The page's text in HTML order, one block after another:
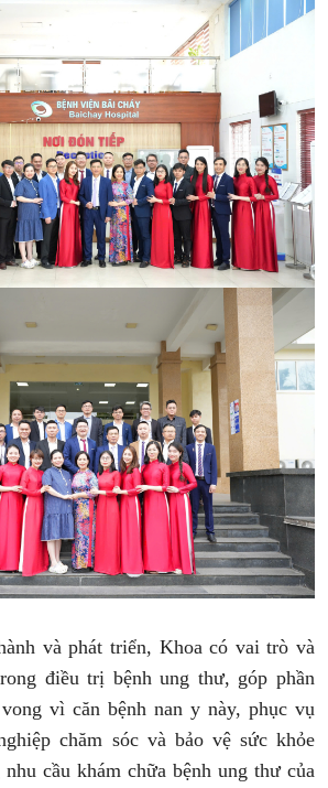
và phát triển, Khoa có vai trò và
điều trị bệnh ung thư, góp phần
vì căn bệnh nan y này, phục vụ
chăm sóc và bảo vệ sức khỏe
cầu khám chữa bệnh ung thư của